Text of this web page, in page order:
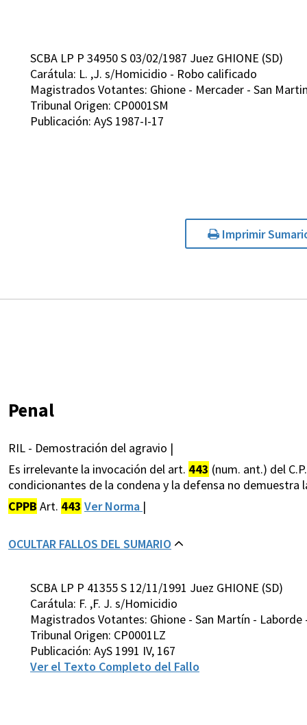
SCBA LP P 34950 S 03/02/1987 Juez GHIONE (SD)
Carátula: L. ,J. s/Homicidio - Robo calificado
Magistrados Votantes: Ghione - Mercader - San
Tribunal Origen: CP0001SM
Publicación: AyS 1987-I-17
Imprimir
Penal
RIL - Demostración del agravio |
Es irrelevante la invocación del art. 443 (num. ant.) del
condicionantes de la condena y la defensa no demuestra
CPPB Art. 443 Ver Norma |
OCULTAR FALLOS DEL SUMARIO
SCBA LP P 41355 S 12/11/1991 Juez GHIONE (SD)
Carátula: F. ,F. J. s/Homicidio
Magistrados Votantes: Ghione - San Martín -
Tribunal Origen: CP0001LZ
Publicación: AyS 1991 IV, 167
Ver el Texto Completo del Fallo